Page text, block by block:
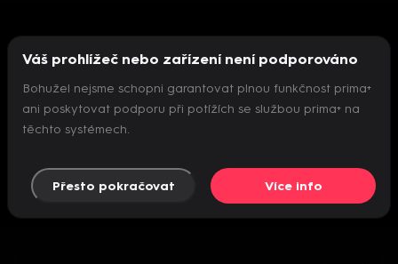
Nepodařilo se inicializovat přehrávač
Váš prohlížeč nebo zařízení není podporováno
Bohužel nejsme schopni garantovat plnou funkčnost prima+
ani poskytovat podporu při potížích se službou prima+ na
těchto systémech.
Přesto pokračovat Více info